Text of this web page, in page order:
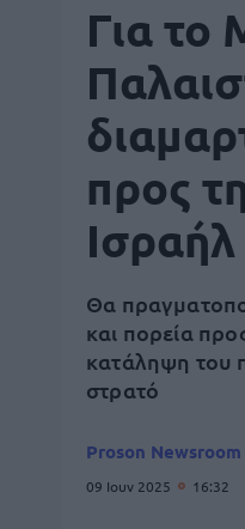
Για το
προς
Ισραήλ
Θα
και πορεία
κατάληψη του
στρατό
Proson Newsroom
09 Ιουν 2025 16:32